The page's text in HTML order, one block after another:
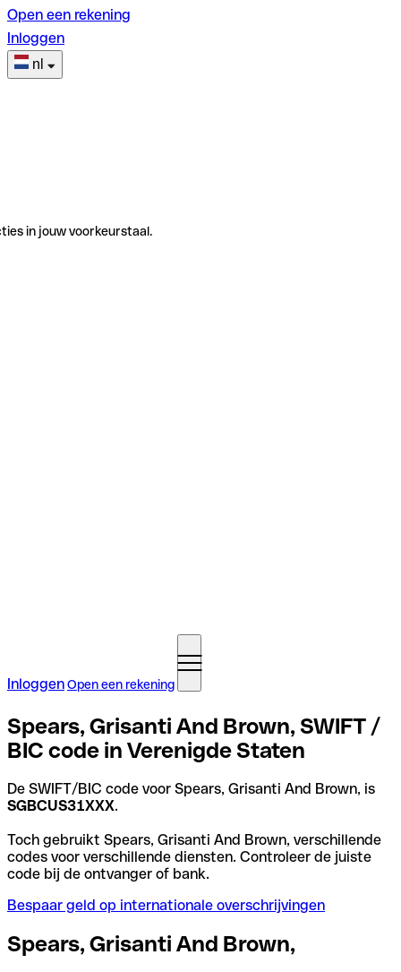
Open een rekening
Inloggen
nl
in jouw voorkeurstaal.
InloggenOpen een rekening
Spears, Grisanti And Brown, SWIFT /
BIC code in Verenigde Staten
De SWIFT/BIC code voor Spears, Grisanti And Brown, is
SGBCUS31XXX.
Toch gebruikt Spears, Grisanti And Brown, verschillende
codes voor verschillende diensten. Controleer de juiste
code bij de ontvanger of bank.
Bespaar geld op internationale overschrijvingen
Spears, Grisanti And Brown,